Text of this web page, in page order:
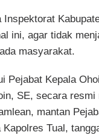
Inspektorat
ini, agar tidak
masyarakat.
Pejabat Kepala
SE, secara resmi
mantan
Kapolres Tual,